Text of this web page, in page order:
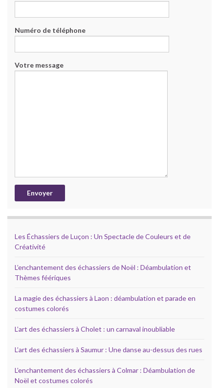
Numéro de téléphone
Votre message
Les Échassiers de Luçon : Un Spectacle de Couleurs et de
Créativité
L’enchantement des échassiers de Noël : Déambulation et
Thèmes féériques
La magie des échassiers à Laon : déambulation et parade en
costumes colorés
L’art des échassiers à Cholet : un carnaval inoubliable
L’art des échassiers à Saumur : Une danse au-dessus des rues
L’enchantement des échassiers à Colmar : Déambulation de
Noël et costumes colorés